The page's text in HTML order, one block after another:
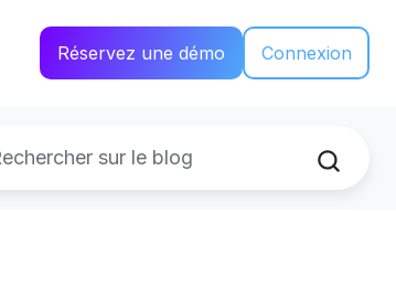
Réservez une démo Connexion